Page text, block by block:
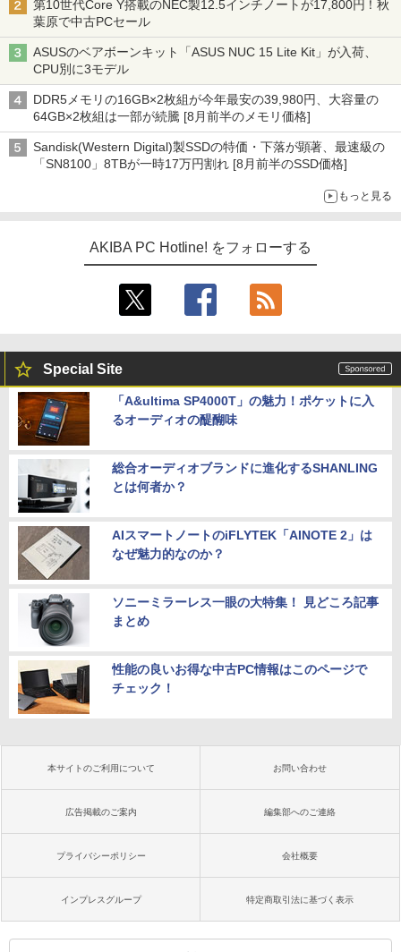
第10世代Core Y搭載のNEC製12.5インチノートが17,800円！秋
葉原で中古PCセール
ASUSのベアボーンキット「ASUS NUC 15 Lite Kit」が入荷、
CPU別に3モデル
DDR5メモリの16GB×2枚組が今年最安の39,980円、大容量の
64GB×2枚組は一部が続騰 [8月前半のメモリ価格]
Sandisk(Western Digital)製SSDの特価・下落が顕著、最速級の
「SN8100」8TBが一時17万円割れ [8月前半のSSD価格]
もっと見る
AKIBA PC Hotline! をフォローする
Special Site
「A&ultima SP4000T」の魅力！ポケットに入
るオーディオの醍醐味
総合オーディオブランドに進化するSHANLING
とは何者か？
AIスマートノートのiFLYTEK「AINOTE 2」は
なぜ魅力的なのか？
ソニーミラーレス一眼の大特集！ 見どころ記事
まとめ
性能の良いお得な中古PC情報はこのページで
チェック！
本サイトのご利用について お問い合わせ
広告掲載のご案内 編集部へのご連絡
プライバシーポリシー 会社概要
インプレスグループ 特定商取引法に基づく表示